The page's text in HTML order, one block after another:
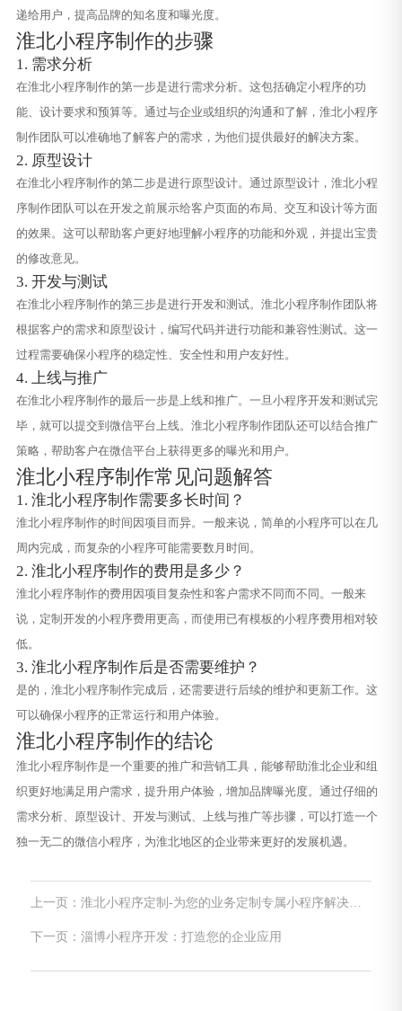
递给用户，提高品牌的知名度和曝光度。
淮北小程序制作的步骤
1. 需求分析
在淮北小程序制作的第一步是进行需求分析。这包括确定小程序的功
能、设计要求和预算等。通过与企业或组织的沟通和了解，淮北小程序
制作团队可以准确地了解客户的需求，为他们提供最好的解决方案。
2. 原型设计
在淮北小程序制作的第二步是进行原型设计。通过原型设计，淮北小程
序制作团队可以在开发之前展示给客户页面的布局、交互和设计等方面
的效果。这可以帮助客户更好地理解小程序的功能和外观，并提出宝贵
的修改意见。
3. 开发与测试
在淮北小程序制作的第三步是进行开发和测试。淮北小程序制作团队将
根据客户的需求和原型设计，编写代码并进行功能和兼容性测试。这一
过程需要确保小程序的稳定性、安全性和用户友好性。
4. 上线与推广
在淮北小程序制作的最后一步是上线和推广。一旦小程序开发和测试完
毕，就可以提交到微信平台上线。淮北小程序制作团队还可以结合推广
策略，帮助客户在微信平台上获得更多的曝光和用户。
淮北小程序制作常见问题解答
1. 淮北小程序制作需要多长时间？
淮北小程序制作的时间因项目而异。一般来说，简单的小程序可以在几
周内完成，而复杂的小程序可能需要数月时间。
2. 淮北小程序制作的费用是多少？
淮北小程序制作的费用因项目复杂性和客户需求不同而不同。一般来
说，定制开发的小程序费用更高，而使用已有模板的小程序费用相对较
低。
3. 淮北小程序制作后是否需要维护？
是的，淮北小程序制作完成后，还需要进行后续的维护和更新工作。这
可以确保小程序的正常运行和用户体验。
淮北小程序制作的结论
淮北小程序制作是一个重要的推广和营销工具，能够帮助淮北企业和组
织更好地满足用户需求，提升用户体验，增加品牌曝光度。通过仔细的
需求分析、原型设计、开发与测试、上线与推广等步骤，可以打造一个
独一无二的微信小程序，为淮北地区的企业带来更好的发展机遇。
上一页：淮北小程序定制-为您的业务定制专属小程序解决方
下一页：淄博小程序开发：打造您的企业应用